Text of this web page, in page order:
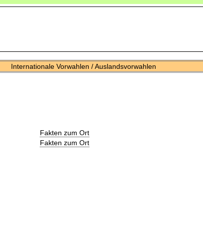
Internationale Vorwahlen / Auslandsvorwahlen
Fakten zum Ort
Fakten zum Ort